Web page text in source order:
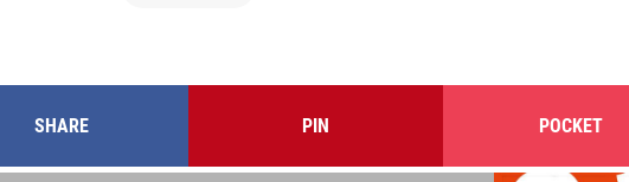
SHARE PIN POCKET